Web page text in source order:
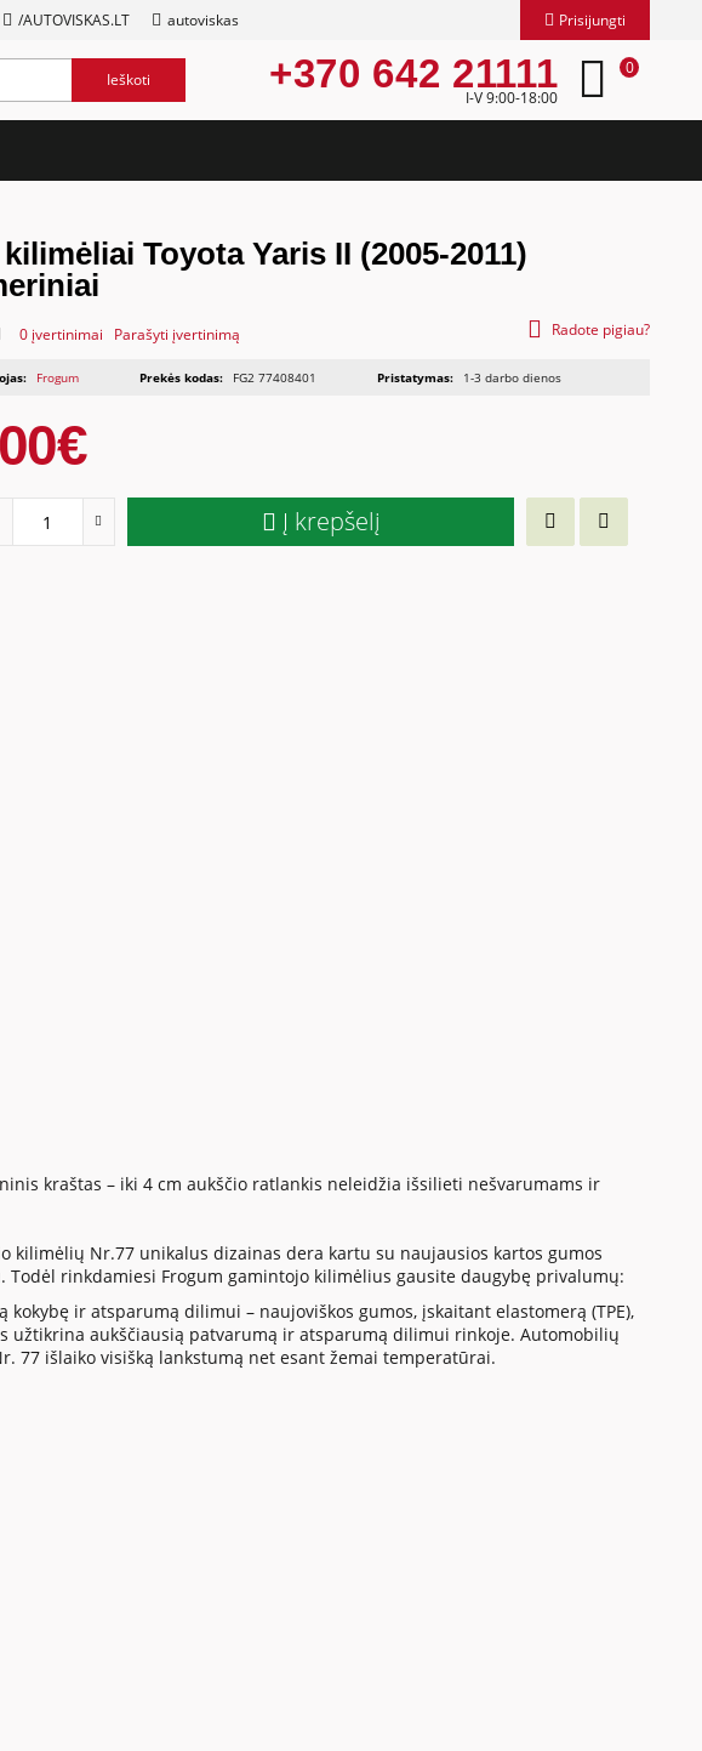
/AUTOVISKAS.LT autoviskas Prisijungti
Ieškoti +370 642 21111
I-V 9:00-18:00
0
Toyota Yaris II (2005-2011)
0 įvertinimai Parašyti įvertinimą Radote pigiau?
Frogum Prekės kodas: FG2 77408401 Pristatymas: 1-3 darbo dienos
Į krepšelį
kraštas – iki 4 cm aukščio ratlankis neleidžia išsilieti nešvarumams ir
kilimėlių Nr.77 unikalus dizainas dera kartu su naujausios kartos gumos
Todėl rinkdamiesi Frogum gamintojo kilimėlius gausite daugybę privalumų:
kokybę ir atsparumą dilimui – naujoviškos gumos, įskaitant elastomerą (TPE),
užtikrina aukščiausią patvarumą ir atsparumą dilimui rinkoje. Automobilių
77 išlaiko visišką lankstumą net esant žemai temperatūrai.